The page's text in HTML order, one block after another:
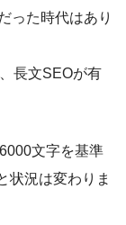
った時代はあり
長文SEOが有
文字を基準
状況は変わりま